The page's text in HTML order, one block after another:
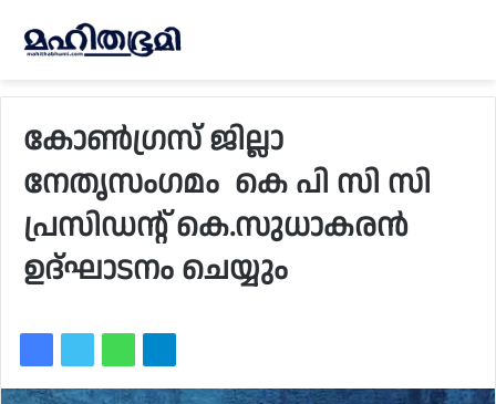
കോൺഗ്രസ് ജില്ലാ
നേതൃസംഗമം കെ പി സി സി
പ്രസിഡൻ്റ് കെ.സുധാകരൻ
ഉദ്ഘാടനം ചെയ്യും